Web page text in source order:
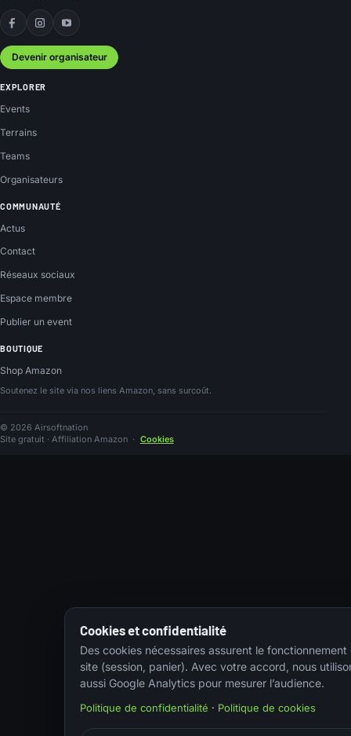
Facebook
Instagram
YouTube
Devenir organisateur
EXPLORER
Events
Terrains
Teams
Organisateurs
COMMUNAUTÉ
Actus
Contact
Réseaux sociaux
Espace membre
Publier un event
BOUTIQUE
Shop Amazon
Soutenez le site via nos liens Amazon, sans surcoût.
© 2026 Airsoftnation
Site gratuit · Affiliation Amazon · Cookies
Cookies et confidentialité
Des cookies nécessaires assurent le fonctionnement
site (session, panier). Avec votre accord, nous
aussi Google Analytics pour mesurer l’audience.
Politique de confidentialité · Politique de cookies